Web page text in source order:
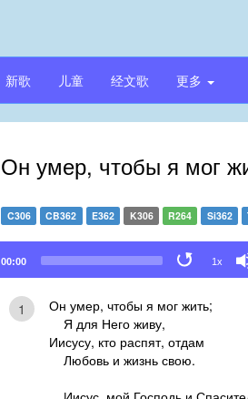
新歌 儿童 经文歌 更多
Он умер, чтобы я мог
C306 CB362 E362 K306 R264 Si362
00:00 1x
1
Он умер, чтобы я мог жить;
Я для Него живу,
Иисусу, кто распят, отдам
Любовь и жизнь свою.